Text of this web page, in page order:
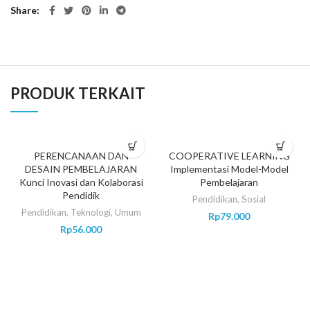
Share
PRODUK TERKAIT
PERENCANAAN DAN
DESAIN PEMBELAJARAN
Kunci Inovasi dan Kolaborasi
Pendidik
Pendidikan, Teknologi, Umum
Rp56.000
COOPERATIVE LEARNING
Implementasi Model-Model
Pembelajaran
Pendidikan, Sosial
Rp79.000